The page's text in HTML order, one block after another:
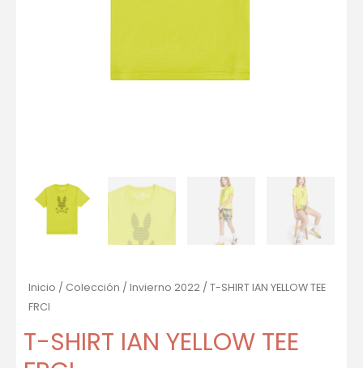
Inicio / Colección / Invierno 2022 / T-SHIRT IAN YELLOW TEE
FRCI
T-SHIRT IAN YELLOW TEE